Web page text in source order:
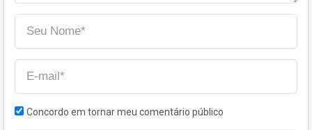
Concordo em tornar meu comentário público